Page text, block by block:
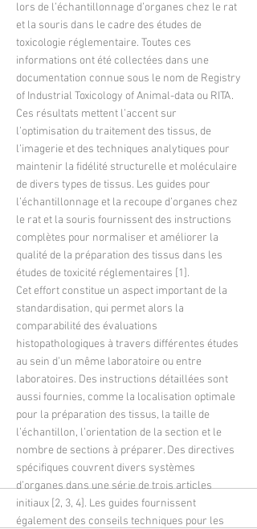
lors de l’échantillonnage d’organes chez le rat
et la souris dans le cadre des études de
toxicologie réglementaire. Toutes ces
informations ont été collectées dans une
documentation connue sous le nom de Registry
of Industrial Toxicology of Animal-data ou RITA.
Ces résultats mettent l’accent sur
l’optimisation du traitement des tissus, de
l’imagerie et des techniques analytiques pour
maintenir la fidélité structurelle et moléculaire
de divers types de tissus. Les guides pour
l’échantillonnage et la recoupe d’organes chez
le rat et la souris fournissent des instructions
complètes pour normaliser et améliorer la
qualité de la préparation des tissus dans les
études de toxicité réglementaires [1].
Cet effort constitue un aspect important de la
standardisation, qui permet alors la
comparabilité des évaluations
histopathologiques à travers différentes études
au sein d’un même laboratoire ou entre
laboratoires. Des instructions détaillées sont
aussi fournies, comme la localisation optimale
pour la préparation des tissus, la taille de
l’échantillon, l’orientation de la section et le
nombre de sections à préparer. Des directives
spécifiques couvrent divers systèmes
d’organes dans une série de trois articles
initiaux [2, 3, 4]. Les guides fournissent
également des conseils techniques pour les